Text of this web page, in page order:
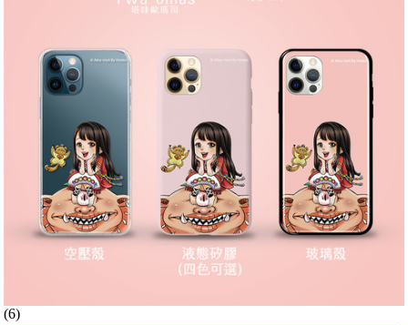
(6)